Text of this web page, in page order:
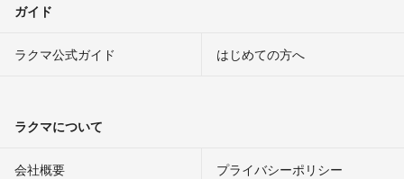
ガイド
ラクマ公式ガイド はじめての方へ
ラクマについて
会社概要 プライバシーポリシー